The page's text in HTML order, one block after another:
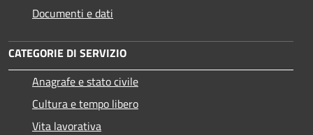
Documenti e dati
CATEGORIE DI SERVIZIO
Anagrafe e stato civile
Cultura e tempo libero
Vita lavorativa